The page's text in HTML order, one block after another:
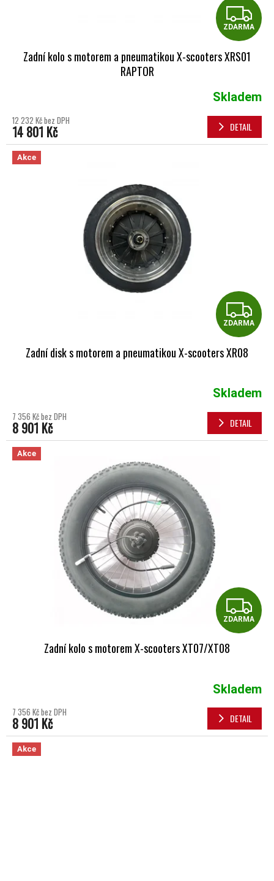
ZDARMA
Zadní kolo s motorem a pneumatikou X-scooters XRS01
RAPTOR
Skladem
12 232 Kč bez DPH
14 801 Kč DETAIL
Akce
ZDARMA
Zadní disk s motorem a pneumatikou X-scooters XR08
Skladem
7 356 Kč bez DPH
8 901 Kč DETAIL
Akce
ZDARMA
Zadní kolo s motorem X-scooters XT07/XT08
Skladem
7 356 Kč bez DPH
8 901 Kč DETAIL
Akce